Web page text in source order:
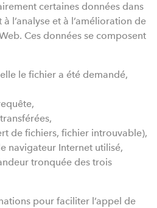
certaines données dans
l’analyse et à l’amélioration de
Ces données se composent
le fichier a été demandé,
de fichiers, fichier introuvable),
navigateur Internet utilisé,
tronquée des trois
pour faciliter l’appel de